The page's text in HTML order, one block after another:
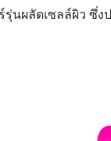
รุ่นผลัดเซลล์ผิว ซึ่